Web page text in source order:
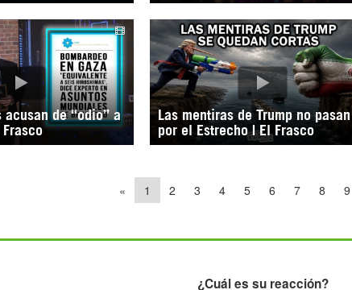
acusan de “odio” a
Frasco
Las mentiras de Trump no pasan
por el Estrecho | El Frasco
« 1 2 3 4 5 6 7 8 9